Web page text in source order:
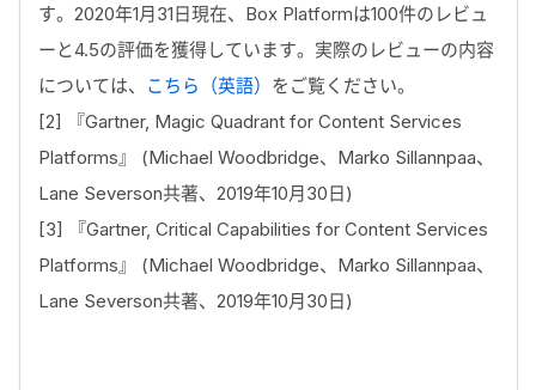
す。2020年1月31日現在、Box Platformは100件のレビュ
ーと4.5の評価を獲得しています。実際のレビューの内容
については、
こちら（英語） をご覧ください。
[2] 『Gartner, Magic Quadrant for Content Services
Platforms』 (Michael Woodbridge、Marko Sillannpaa、
Lane Severson共著、2019年10月30日)
[3] 『Gartner, Critical Capabilities for Content Services
Platforms』 (Michael Woodbridge、Marko Sillannpaa、
Lane Severson共著、2019年10月30日)